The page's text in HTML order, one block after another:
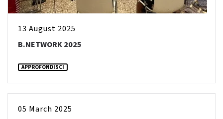
13 August 2025
B.NETWORK 2025
APPROFONDISCI
05 March 2025